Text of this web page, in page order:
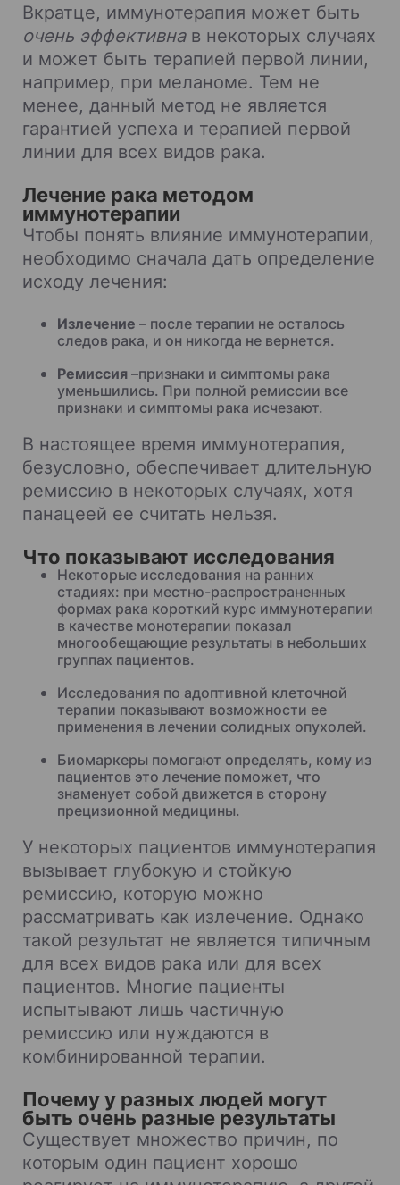
Вкратце, иммунотерапия может быть
очень эффективнав некоторых случаях
и может быть терапией первой линии,
например, при меланоме. Тем не
менее, данный метод не является
гарантией успеха и терапией первой
линии для всех видов рака.
Лечение рака методом
иммунотерапии
Чтобы понять влияние иммунотерапии,
необходимо сначала дать определение
исходу лечения:
Излечение – после терапии не осталось
следов рака, и он никогда не вернется.
Ремиссия –признаки и симптомы рака
уменьшились. При полной ремиссии все
признаки и симптомы рака исчезают.
В настоящее время иммунотерапия,
безусловно, обеспечивает длительную
ремиссию в некоторых случаях, хотя
панацеей ее считать нельзя.
Что показывают исследования
Некоторые исследования на ранних
стадиях: при местно-распространенных
формах рака короткий курс иммунотерапии
в качестве монотерапии показал
многообещающие результаты в небольших
группах пациентов.
Исследования по адоптивной клеточной
терапии показывают возможности ее
применения в лечении солидных опухолей.
Биомаркеры помогают определять, кому из
пациентов это лечение поможет, что
знаменует собой движется в сторону
прецизионной медицины.
У некоторых пациентов иммунотерапия
вызывает глубокую и стойкую
ремиссию, которую можно
рассматривать как излечение. Однако
такой результат не является типичным
для всех видов рака или для всех
пациентов. Многие пациенты
испытывают лишь частичную
ремиссию или нуждаются в
комбинированной терапии.
Почему у разных людей могут
быть очень разные результаты
Существует множество причин, по
которым один пациент хорошо